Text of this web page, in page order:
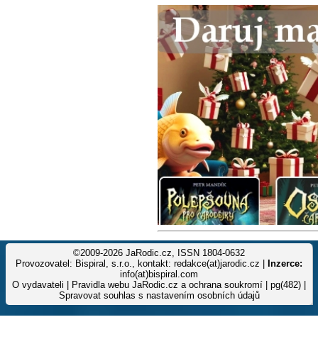
©2009-2026 JaRodic.cz, ISSN 1804-0632
Provozovatel: Bispiral, s.r.o., kontakt: redakce(at)jarodic.cz |
Inzerce:
info(at)bispiral.com
O vydavateli
Pravidla webu JaRodic.cz a ochrana soukromí | pg(482) |
Spravovat souhlas s nastavením osobních údajů